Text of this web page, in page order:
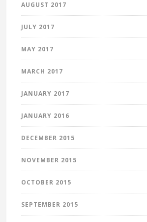
AUGUST 2017
JULY 2017
MAY 2017
MARCH 2017
JANUARY 2017
JANUARY 2016
DECEMBER 2015
NOVEMBER 2015
OCTOBER 2015
SEPTEMBER 2015